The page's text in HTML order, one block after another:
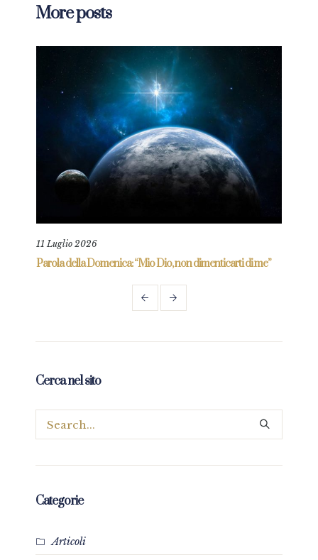
More posts
11 Luglio 2026
Parola della Domenica: “Mio Dio, non dimenticarti di me”
Cerca nel sito
Categorie
Articoli